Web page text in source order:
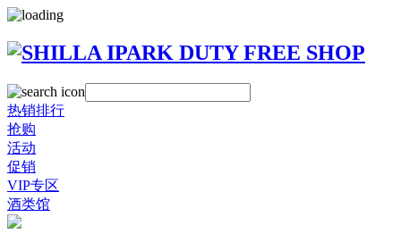
热销排行
抢购
活动
促销
VIP专区
酒类馆